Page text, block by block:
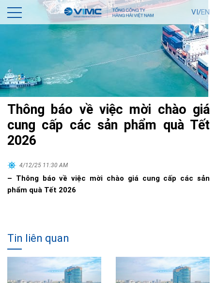
VI/EN
Thông báo về việc mời chào giá
cung cấp các sản phẩm quà Tết
2026
4/12/25 11:30 AM
– Thông báo về việc mời chào giá cung cấp các sản
phẩm quà Tết 2026
Tin liên quan